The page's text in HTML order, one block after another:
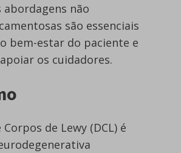
abordagens não
são essenciais
bem-estar do paciente e
os cuidadores.
de Lewy (DCL) é